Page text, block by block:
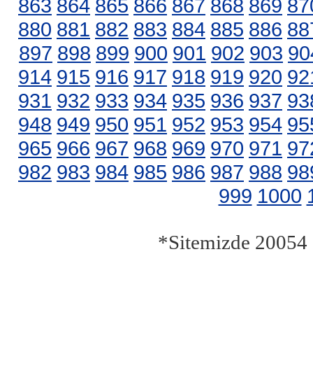
863 864 865 866 867 868 869
880 881 882 883 884 885 886
897 898 899 900 901 902 903
914 915 916 917 918 919 920
931 932 933 934 935 936 937
948 949 950 951 952 953 954
965 966 967 968 969 970 971
982 983 984 985 986 987 988
999 1000
*Sitemizde 20054